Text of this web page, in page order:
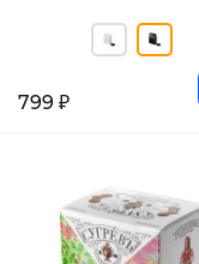
799 ₽